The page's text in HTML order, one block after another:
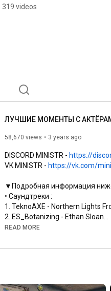
319 videos
ЛУЧШИЕ МОМЕНТЫ С
58,670 views 3 years ago
DISCORD MINISTR - https://
VK MINISTR - https://vk.com/
▼Подробная информация
• Саундтреки :
1. TeknoAXE - Northern Lights
2. ES_Botanizing - Ethan Sloan
3. ES_Genetic Malfunction -
5. ES_Recruitments - Philip
9. ES_Protocol - Robert Ruth
READ MORE